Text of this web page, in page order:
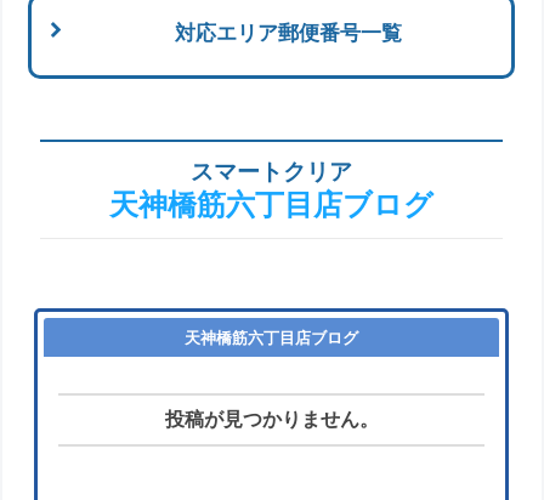
対応エリア郵便番号一覧
スマートクリア
天神橋筋六丁目店ブログ
天神橋筋六丁目店ブログ
投稿が見つかりません。